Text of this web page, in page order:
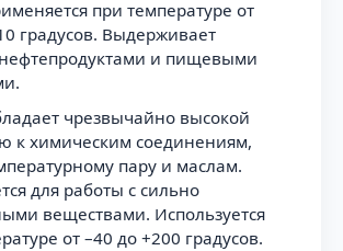
при температуре от
градусов. Выдерживает
нефтепродуктами и пищевыми
чрезвычайно высокой
к химическим соединениям,
пару и маслам.
для работы с сильно
веществами. Используется
от –40 до +200 градусов.